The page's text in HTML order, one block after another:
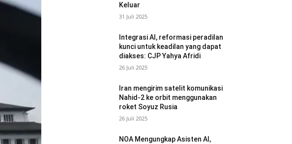
Keluar
31 Juli 2025
Integrasi AI, reformasi peradilan
kunci untuk keadilan yang dapat
diakses: CJP Yahya Afridi
26 Juli 2025
Iran mengirim satelit komunikasi
Nahid-2 ke orbit menggunakan
roket Soyuz Rusia
26 Juli 2025
NOA Mengungkap Asisten AI,